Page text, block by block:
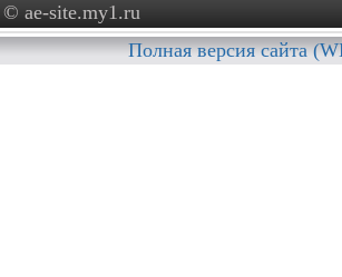
© ae-site.my1.ru
Полная версия сайта